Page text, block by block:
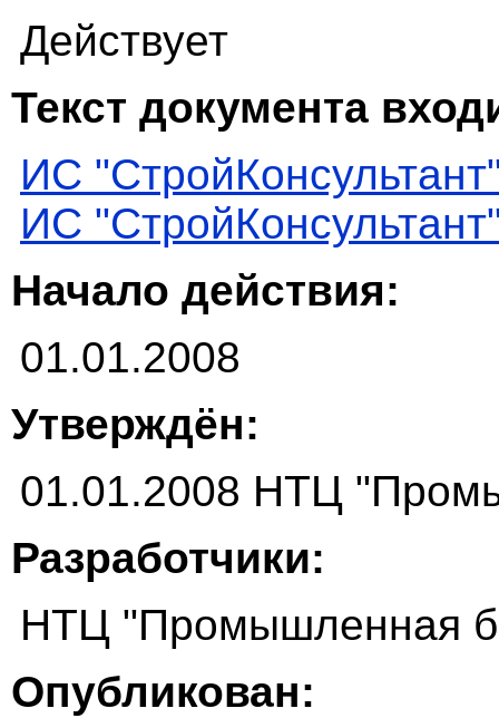
Действует
Текст документа
ИС
ИС
Начало действия:
01.01.2008
Утверждён:
01.01.2008 НТЦ
Разработчики:
НТЦ "Промышленная
Опубликован: